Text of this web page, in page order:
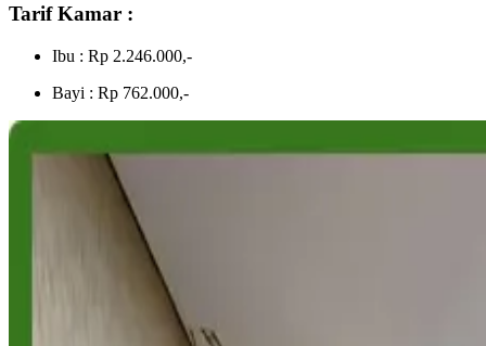
Tarif Kamar :
Ibu : Rp 2.246.000,-
Bayi : Rp 762.000,-